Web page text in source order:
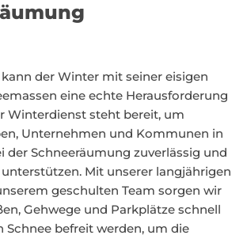
der Winter mit seiner eisigen
eine echte Herausforderung
Winterdienst steht bereit, um
Unternehmen und Kommunen in
der Schneeräumung zuverlässig und
Mit unserer langjährigen
geschulten Team sorgen wir
Gehwege und Parkplätze schnell
Schnee befreit werden, um die